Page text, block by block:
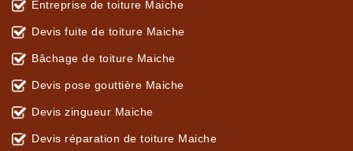
Entreprise de toiture Maiche
Devis fuite de toiture Maiche
Bâchage de toiture Maiche
Devis pose gouttière Maiche
Devis zingueur Maiche
Devis réparation de toiture Maiche